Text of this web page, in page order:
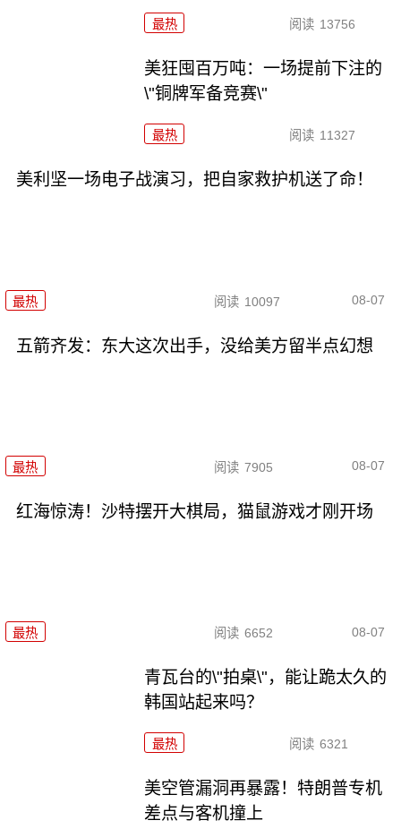
最热 阅读 13756
美狂囤百万吨：一场提前下注的
\"铜牌军备竞赛\"
最热 阅读 11327
美利坚一场电子战演习，把自家救护机送了命！
最热 阅读 10097 08-07
五箭齐发：东大这次出手，没给美方留半点幻想
最热 阅读 7905 08-07
红海惊涛！沙特摆开大棋局，猫鼠游戏才刚开场
最热 阅读 6652 08-07
青瓦台的\"拍桌\"，能让跪太久的
韩国站起来吗？
最热 阅读 6321
美空管漏洞再暴露！特朗普专机
差点与客机撞上